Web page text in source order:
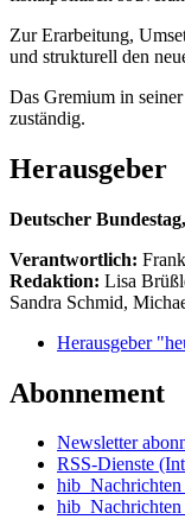
Zur Erarbeitung,
und strukturell den
Das Gremium in
zuständig.
Herausgeber
Deutscher
Verantwortlich:
Redaktion: Lisa
Sandra Schmid,
Herausgeber
Abonnement
Newsletter
RSS-Dienste